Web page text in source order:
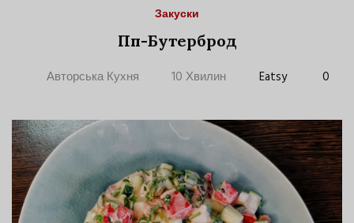
Закуски
Пп-Бутерброд
Авторська Кухня 10 Хвилин Eatsy 0